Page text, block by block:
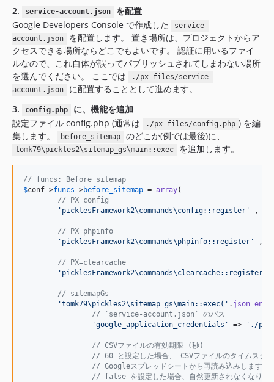
2. service-account.json
を配置
Google Developers Console で作成した
service-
account.json
を配置します。 置き場所は、プロジェクトからア
クセスできる場所ならどこでもよいです。 認証に用いるファイ
ルなので、これ自体が誤ってパブリッシュされてしまわない場所
を選んでください。 ここでは
./px-files/service-
account.json
に配置することとして進めます。
3.
config.php
に、機能を追加
設定ファイル config.php (通常は
./px-files/config.php ) を編
集します。
before_sitemap のどこか(例では最後)に、
tomk79\pickles2\sitemap_gs\main::exec を追加します。
// funcs: Before sitemap
$conf->funcs ->before_sitemap = array(
// PX=config
' picklesFramework2\commands\config::register ' ,
// PX=phpinfo
' picklesFramework2\commands\phpinfo::register ' ,
// PX=clearcache
' picklesFramework2\commands\clearcache::register
// sitemapGs
'tomk79\pickles2\sitemap_gs\main::exec( ' .
// `service-account.json` のパス
'google_application_credentials ' => ' ./px-
// CSVファイルの有効期限 (秒)
// 60 と設定した場合、 CSVファイルのタイムスタ
// Googleスプレッドシートから再読み込みします。
// false を設定した場合、自然更新されなくなりま